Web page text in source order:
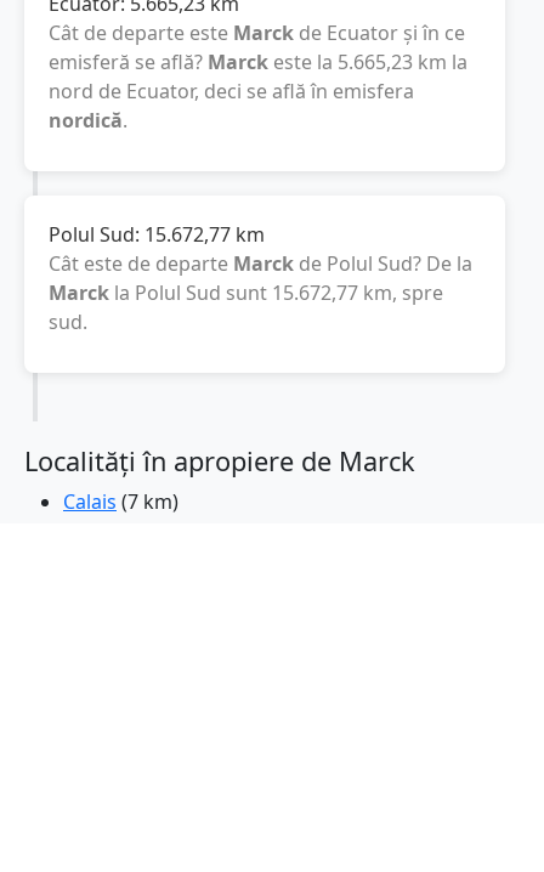
Cât de departe este Marck de Ecuator și în ce
emisferă se află? Marck este la 5.665,23 km la
nord de Ecuator, deci se află în emisfera
nordică.
Polul Sud: 15.672,77 km
Cât este de departe Marck de Polul Sud? De la
Marck la Polul Sud sunt 15.672,77 km, spre
sud.
Localități în apropiere de Marck
Calais (7 km)